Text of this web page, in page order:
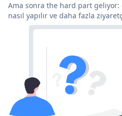
Ama sonra the hard part
nasıl yapılır ve daha fazla